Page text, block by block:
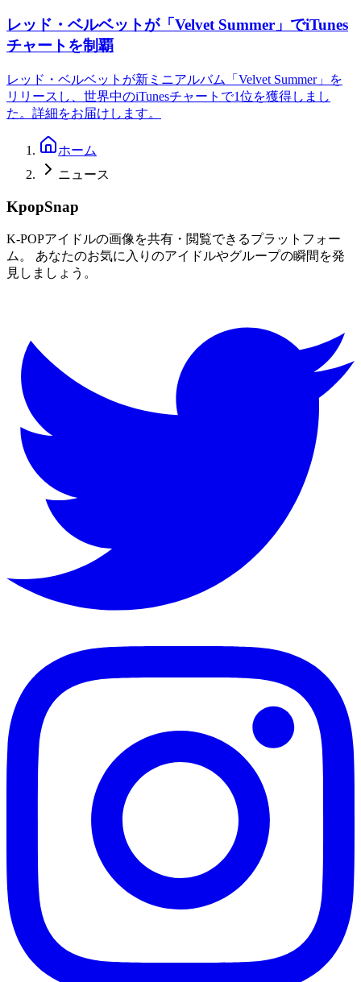
レッド・ベルベットが「Velvet Summer」でiTunes
チャートを制覇
レッド・ベルベットが新ミニアルバム「Velvet Summer」を
リリースし、世界中のiTunesチャートで1位を獲得しまし
た。詳細をお届けします。
ホーム
ニュース
KpopSnap
K-POPアイドルの画像を共有・閲覧できるプラットフォー
ム。 あなたのお気に入りのアイドルやグループの瞬間を発
見しましょう。